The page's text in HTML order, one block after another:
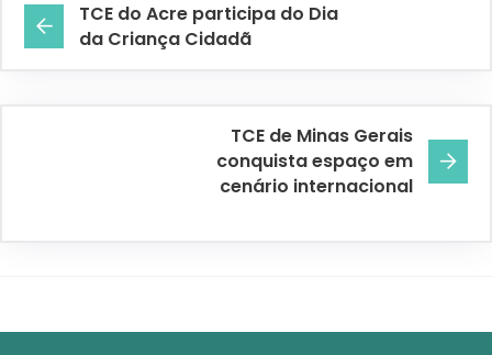
TCE do Acre participa do Dia
da Criança Cidadã
TCE de Minas Gerais
conquista espaço em
cenário internacional